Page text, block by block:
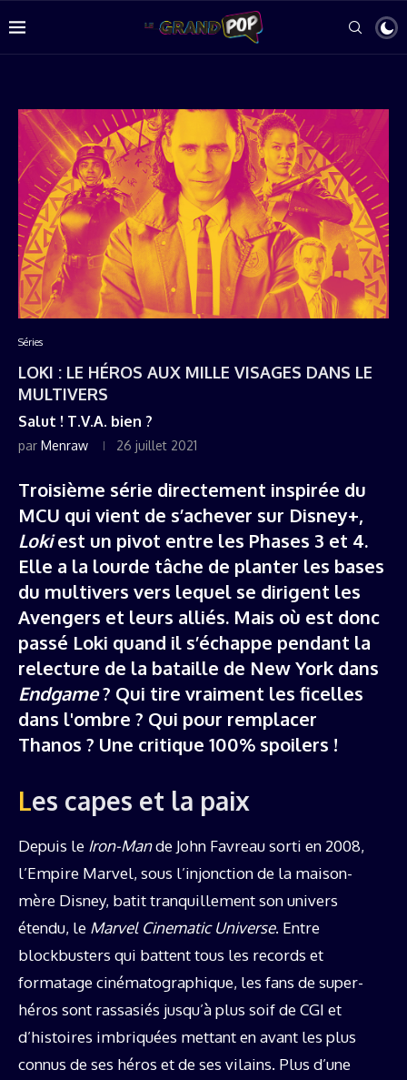
Séries
LOKI : LE HÉROS AUX MILLE VISAGES DANS LE
MULTIVERS
Salut ! T.V.A. bien ?
par Menraw 26 juillet 2021
Troisième série directement inspirée du
MCU qui vient de s’achever sur Disney+,
Lokiest un pivot entre les Phases 3 et 4.
Elle a la lourde tâche de planter les bases
du multivers vers lequel se dirigent les
Avengers et leurs alliés. Mais où est donc
passé Loki quand il s’échappe pendant la
relecture de la bataille de New York dans
Endgame? Qui tire vraiment les ficelles
dans l'ombre ? Qui pour remplacer
Thanos ? Une critique 100% spoilers !
Les capes et la paix
Depuis le Iron-Mande John Favreau sorti en 2008,
l’Empire Marvel, sous l’injonction de la maison-
mère Disney, batit tranquillement son univers
étendu, le Marvel Cinematic Universe. Entre
blockbusters qui battent tous les records et
formatage cinématographique, les fans de super-
héros sont rassasiés jusqu’à plus soif de CGI et
d’histoires imbriquées mettant en avant les plus
connus de ses héros et de ses vilains. Plus d’une